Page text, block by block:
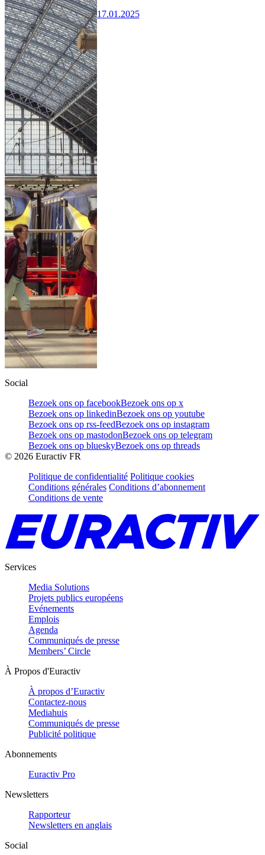
17.01.2025
Social
Bezoek ons op facebookBezoek ons op x
Bezoek ons op linkedinBezoek ons op youtube
Bezoek ons op rss-feedBezoek ons op instagram
Bezoek ons op mastodonBezoek ons op telegram
Bezoek ons op blueskyBezoek ons op threads
© 2026 Euractiv FR
Politique de confidentialité Politique cookies
Conditions générales Conditions d’abonnement
Conditions de vente
Services
Media Solutions
Projets publics européens
Evénements
Emplois
Agenda
Communiqués de presse
Members’ Circle
À Propos d'Euractiv
À propos d’Euractiv
Contactez-nous
Mediahuis
Communiqués de presse
Publicité politique
Abonnements
Euractiv Pro
Newsletters
Rapporteur
Newsletters en anglais
Social